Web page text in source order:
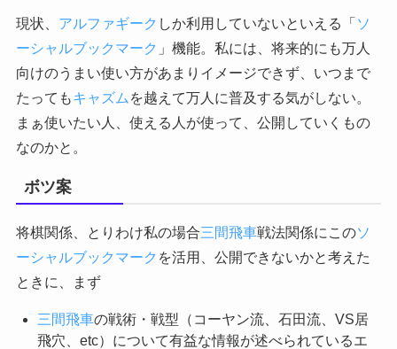
現状、 アルファギーク しか利用していないといえる「 ソ
ーシャルブックマーク 」機能。私には、将来的にも万人
向けのうまい使い方があまりイメージできず、いつまで
たってもキャズム を越えて万人に普及する気がしない。
まぁ使いたい人、使える人が使って、公開していくもの
なのかと。
ボツ案
将棋関係、とりわけ私の場合三間飛車戦法関係にこのソ
ーシャルブックマーク を活用、公開できないかと考えた
ときに、まず
三間飛車の戦術・戦型（コーヤン流、石田流、VS居
飛穴、etc）について有益な情報が述べられているエ